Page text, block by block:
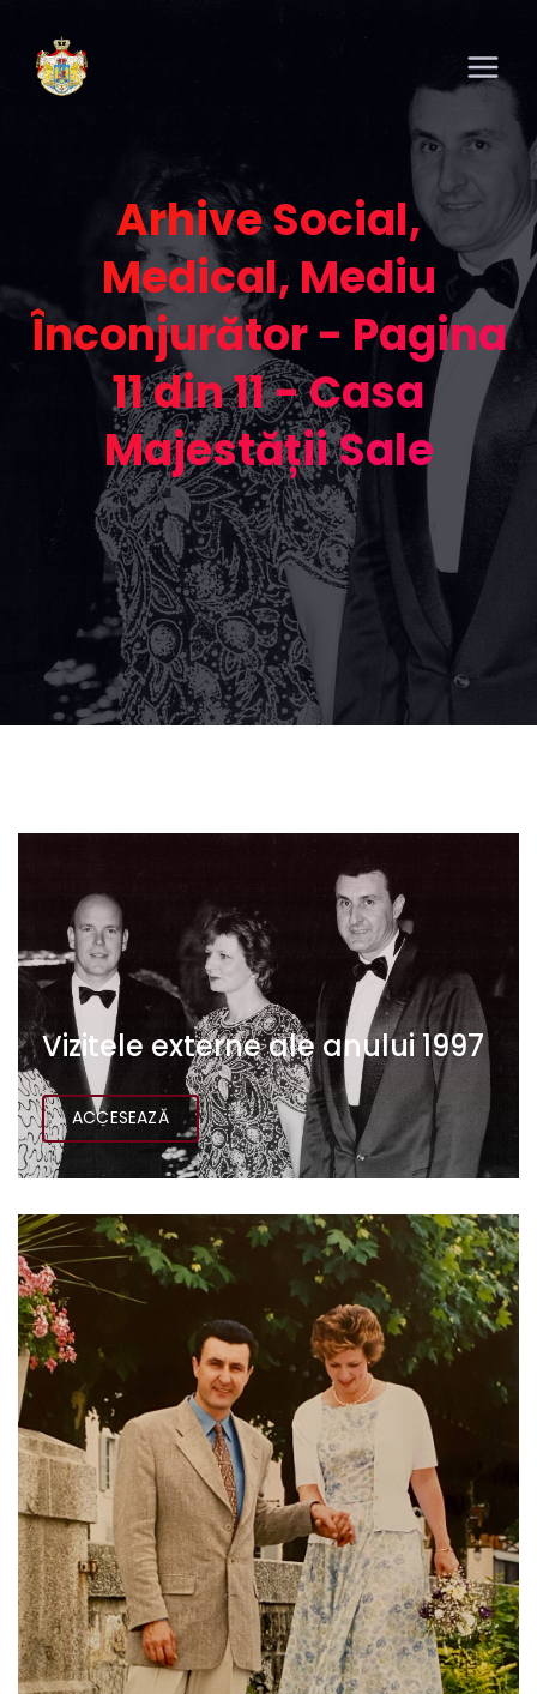
Arhive Social,
Medical, Mediu
Înconjurător - Pagina
11 din 11 - Casa
Majestății Sale
Vizitele externe ale anului 1997
ACCESEAZĂ